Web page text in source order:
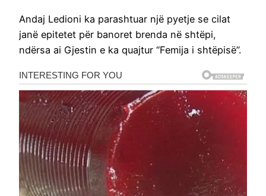
Andaj Ledioni ka parashtuar një pyetje se cilat
janë epitetet për banoret brenda në shtëpi,
ndërsa ai Gjestin e ka quajtur “Femija i shtëpisë”.